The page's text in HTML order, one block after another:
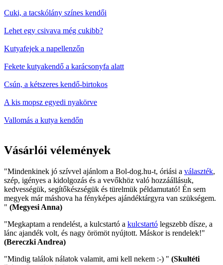
Cuki, a tacskólány színes kendői
Lehet egy csivava még cukibb?
Kutyafejek a napellenzőn
Fekete kutyakendő a karácsonyfa alatt
Csún, a kétszeres kendő-birtokos
A kis mopsz egyedi nyakörve
Vallomás a kutya kendőn
Vásárlói vélemények
"Mindenkinek jó szívvel ajánlom a Bol-dog.hu-t, óriási a választék,
szép, igényes a kidolgozás és a vevőkhöz való hozzáállásuk,
kedvességük, segítőkészségük és türelmük példamutató! Én sem
megyek már máshova ha fényképes ajándéktárgyra van szükségem.
" (Megyesi Anna)
"Megkaptam a rendelést, a kulcstartó a kulcstartó legszebb dísze, a
lánc ajandék volt, és nagy örömöt nyújtott. Máskor is rendelek!"
(Bereczki Andrea)
"Mindig találok nálatok valamit, ami kell nekem :-) " (Skultéti